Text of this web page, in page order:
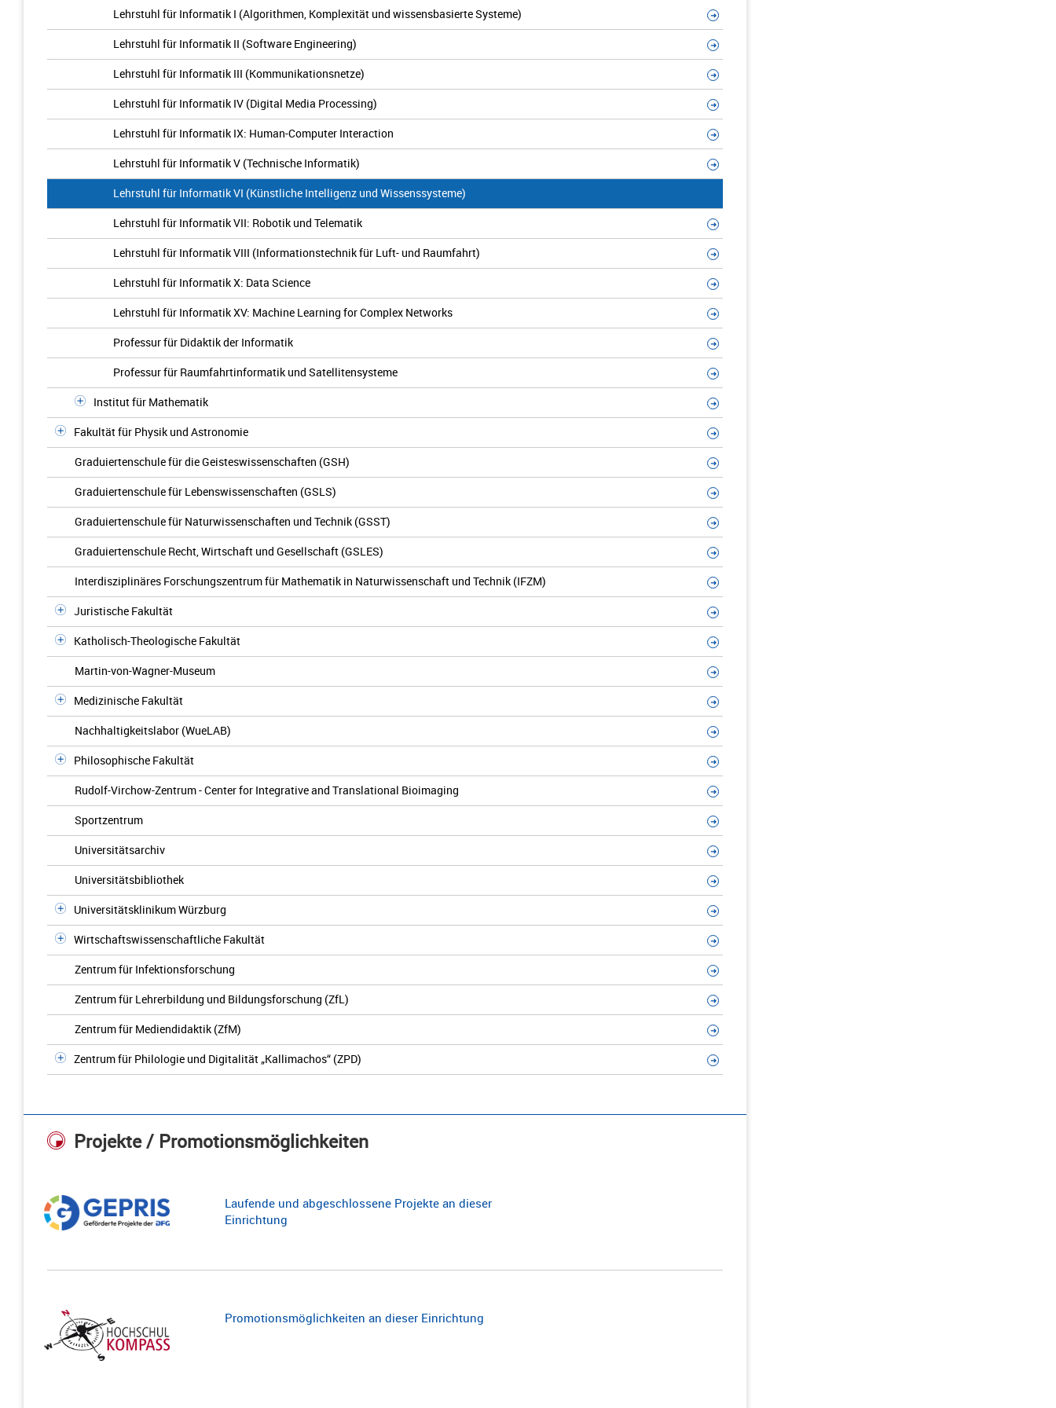
Lehrstuhl für Informatik I (Algorithmen, Komplexität und wissensbasierte Systeme)
Lehrstuhl für Informatik II (Software Engineering)
Lehrstuhl für Informatik III (Kommunikationsnetze)
Lehrstuhl für Informatik IV (Digital Media Processing)
Lehrstuhl für Informatik IX: Human-Computer Interaction
Lehrstuhl für Informatik V (Technische Informatik)
Lehrstuhl für Informatik VI (Künstliche Intelligenz und Wissenssysteme)
Lehrstuhl für Informatik VII: Robotik und Telematik
Lehrstuhl für Informatik VIII (Informationstechnik für Luft- und Raumfahrt)
Lehrstuhl für Informatik X: Data Science
Lehrstuhl für Informatik XV: Machine Learning for Complex Networks
Professur für Didaktik der Informatik
Professur für Raumfahrtinformatik und Satellitensysteme
Institut für Mathematik
Fakultät für Physik und Astronomie
Graduiertenschule für die Geisteswissenschaften (GSH)
Graduiertenschule für Lebenswissenschaften (GSLS)
Graduiertenschule für Naturwissenschaften und Technik (GSST)
Graduiertenschule Recht, Wirtschaft und Gesellschaft (GSLES)
Interdisziplinäres Forschungszentrum für Mathematik in Naturwissenschaft und Technik (IFZM)
Juristische Fakultät
Katholisch-Theologische Fakultät
Martin-von-Wagner-Museum
Medizinische Fakultät
Nachhaltigkeitslabor (WueLAB)
Philosophische Fakultät
Rudolf-Virchow-Zentrum - Center for Integrative and Translational Bioimaging
Sportzentrum
Universitätsarchiv
Universitätsbibliothek
Universitätsklinikum Würzburg
Wirtschaftswissenschaftliche Fakultät
Zentrum für Infektionsforschung
Zentrum für Lehrerbildung und Bildungsforschung (ZfL)
Zentrum für Mediendidaktik (ZfM)
Zentrum für Philologie und Digitalität „Kallimachos“ (ZPD)
Projekte / Promotionsmöglichkeiten
Laufende und abgeschlossene Projekte an dieser
Einrichtung
Promotionsmöglichkeiten an dieser Einrichtung